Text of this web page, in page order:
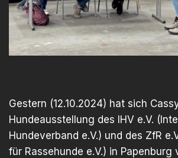
Gestern (12.10.2024) hat sich
Hundeausstellung des IHV e.V.
Hundeverband e.V.) und des ZfR
für Rassehunde e.V.) in Papenburg